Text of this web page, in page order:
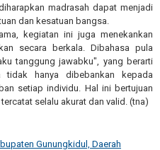
madrasah dapat menjadi
dan kesatuan bangsa.
kegiatan ini juga menekankan
secara berkala. Dibahasa pula
tanggung jawabku", yang berarti
tidak hanya dibebankan kepada
setiap individu. Hal ini bertujuan
selalu akurat dan valid. (tna)
Gunungkidul, Daerah